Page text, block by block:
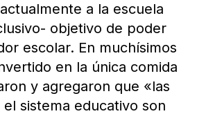
a la escuela
objetivo de poder
escolar. En muchísimos
en la única comida
y agregaron que «las
sistema educativo son